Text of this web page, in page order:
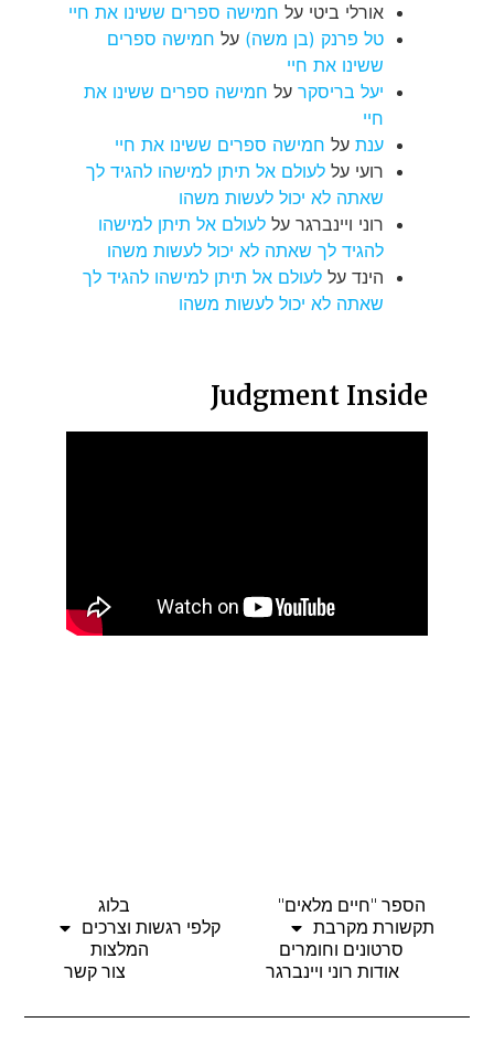
אורלי ביטי על חמישה ספרים ששינו את חיי
טל פרנק (בן משה) על חמישה ספרים
ששינו את חיי
יעל בריסקר על חמישה ספרים ששינו את
חיי
ענת על חמישה ספרים ששינו את חיי
רועי על לעולם אל תיתן למישהו להגיד לך
שאתה לא יכול לעשות משהו
רוני ויינברגר על לעולם אל תיתן למישהו
להגיד לך שאתה לא יכול לעשות משהו
הינד על לעולם אל תיתן למישהו להגיד לך
שאתה לא יכול לעשות משהו
Judgment Inside
הספר "חיים מלאים"
בלוג
תקשורת מקרבת
קלפי רגשות וצרכים
סרטונים וחומרים
המלצות
אודות רוני ויינברגר
צור קשר